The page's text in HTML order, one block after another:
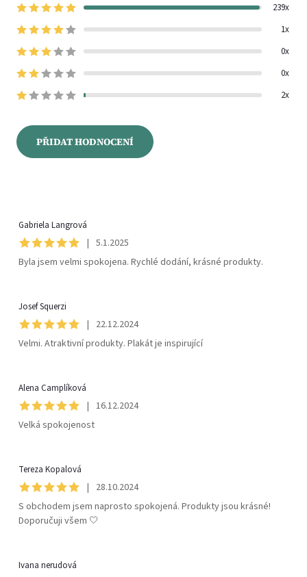
239x
1x
0x
0x
2x
PŘIDAT HODNOCENÍ
ý
p
s
h
o
d
n
o
c
e
Gabriela Langrová
| 5.1.2025
Byla jsem velmi spokojena. Rychlé dodání, krásné produkty.
Josef Squerzi
| 22.12.2024
Velmi. Atraktivní produkty. Plakát je inspirující
Alena Camplíková
| 16.12.2024
Velká spokojenost
Tereza Kopalová
| 28.10.2024
S obchodem jsem naprosto spokojená. Produkty jsou krásné!
Doporučuji všem 🤍
Ivana nerudová